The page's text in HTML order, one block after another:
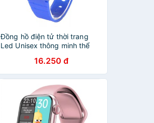
Đồng hồ điện tử thời trang
Led Unisex thông minh thể
16.250 đ